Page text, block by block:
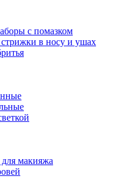
с помазком
в носу и ушах
макияжа